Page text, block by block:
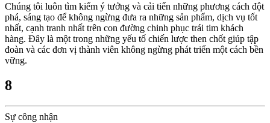
Chúng tôi luôn tìm kiếm ý tưởng và cải tiến những phương cách đột
phá, sáng tạo để không ngừng đưa ra những sản phẩm, dịch vụ tốt
nhất, cạnh tranh nhất trên con đường chinh phục trái tim khách
hàng. Đây là một trong những yếu tố chiến lược then chốt giúp tập
đoàn và các đơn vị thành viên không ngừng phát triển một cách bền
vững.
8
Sự công nhận